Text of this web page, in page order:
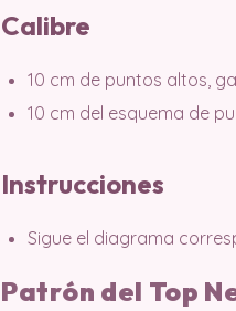
Calibre
10 cm de puntos altos,
10 cm del esquema de
Instrucciones
Sigue el diagrama
Patrón del Top